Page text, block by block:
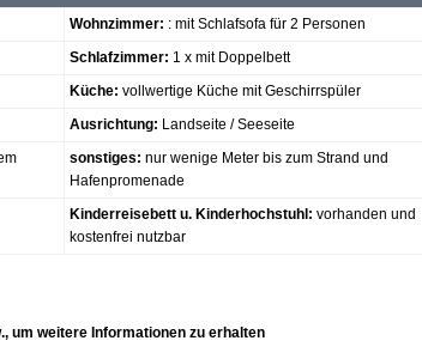
Wohnzimmer: : mit Schlafsofa für 2 Personen
Schlafzimmer: 1 x mit Doppelbett
Küche: vollwertige Küche mit Geschirrspüler
Ausrichtung: Landseite / Seeseite
sonstiges: nur wenige Meter bis zum Strand und
Hafenpromenade
Kinderreisebett u. Kinderhochstuhl: vorhanden und
kostenfrei nutzbar
um weitere Informationen zu erhalten